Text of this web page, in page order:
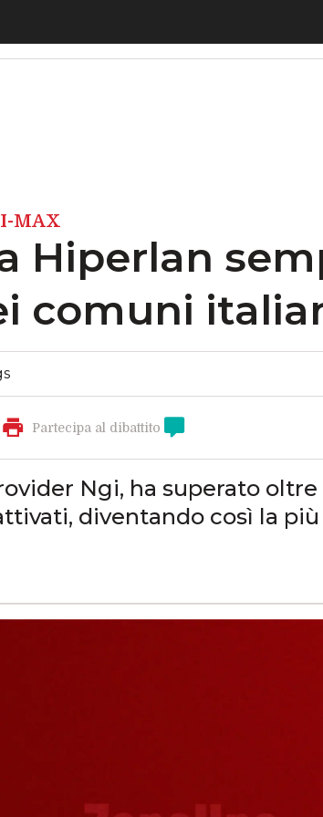
MAX
Hiperlan
comuni
Partecipa al dibattito
Ngi, ha superato
diventando così la